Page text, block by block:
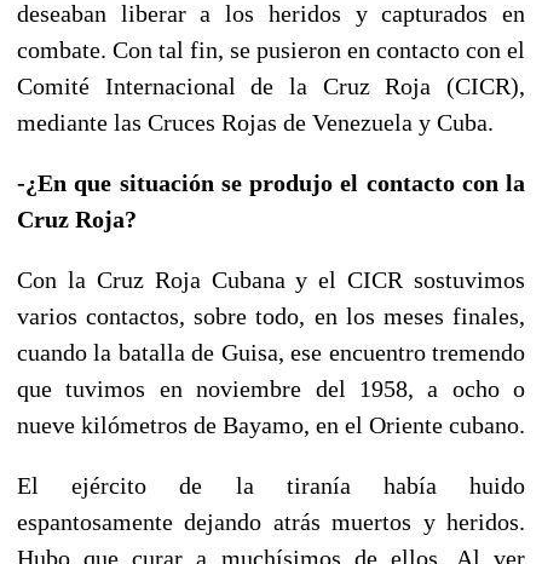
deseaban liberar a los heridos y capturados en
combate. Con tal fin, se pusieron en contacto con el
Comité Internacional de la Cruz Roja (CICR),
mediante las Cruces Rojas de Venezuela y Cuba.
-¿En que situación se produjo el contacto con la
Cruz Roja?
Con la Cruz Roja Cubana y el CICR sostuvimos
varios contactos, sobre todo, en los meses finales,
cuando la batalla de Guisa, ese encuentro tremendo
que tuvimos en noviembre del 1958, a ocho o
nueve kilómetros de Bayamo, en el Oriente cubano.
El ejército de la tiranía había huido
espantosamente dejando atrás muertos y heridos.
Hubo que curar a muchísimos de ellos. Al ver